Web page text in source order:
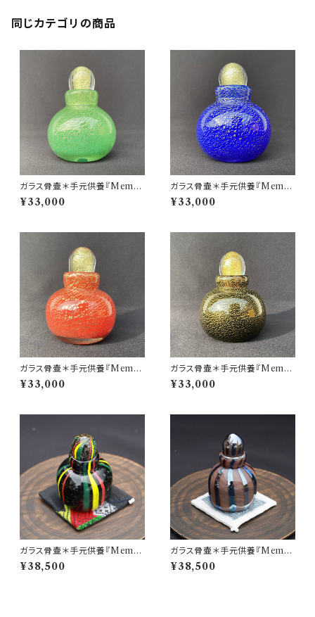
同じカテゴリの商品
ガラス骨壷＊手元供養『Memor
ies 想いで』＊GOLD LEAFシ
リーズ(緑＆金箔)
¥33,000
ガラス骨壷＊手元供養『Memor
ies 想いで』＊GOLD LEAFシ
リーズ(青＆金箔)
¥33,000
ガラス骨壷＊手元供養『Memor
ies 想いで』＊GOLD LEAFシ
リーズ(赤＆金箔)
¥33,000
ガラス骨壷＊手元供養『Memor
ies 想いで』＊GOLD LEAFシ
リーズ(黒＆金箔)
¥33,000
ガラス骨壷＊手元供養『Memor
ies 想いで』＊縦縞模様 ストライ
プシリーズ(ラスタカラー)＊麻炭
¥38,500
ガラス骨壷＊手元供養『Memor
ies 想いで』＊縦縞模様 ストライ
プシリーズ(ブラウン系)
¥38,500